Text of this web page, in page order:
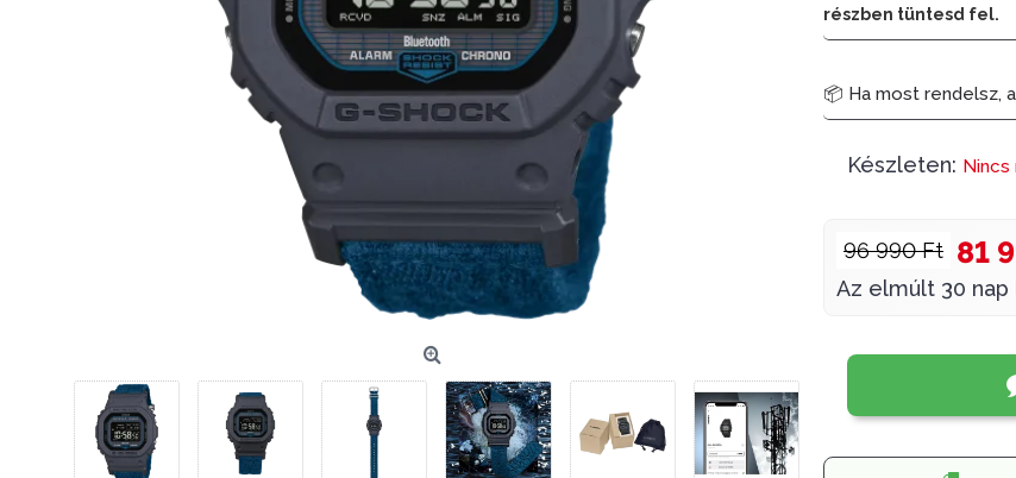
részben tüntesd fel.
📦 Ha most rendelsz,
Készleten: Nincs
96 990 Ft 81
Az elmúlt 30 nap